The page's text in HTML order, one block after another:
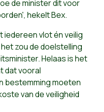
de minister dit voor
hekelt Bex.
iedereen vlot én veilig
zou de doelstelling
Helaas is het
dat vooral
bestemming moeten
van de veiligheid